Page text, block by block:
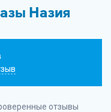
Назия
отзывы